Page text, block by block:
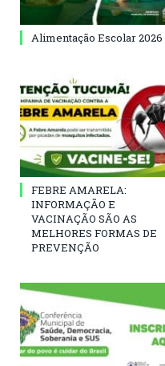
Alimentação Escolar 2026
FEBRE AMARELA:
INFORMAÇÃO E
VACINAÇÃO SÃO AS
MELHORES FORMAS DE
PREVENÇÃO